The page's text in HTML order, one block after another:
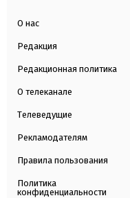
О нас
Редакция
Редакционная политика
О телеканале
Телеведущие
Рекламодателям
Правила пользования
Политика
конфиденциальности